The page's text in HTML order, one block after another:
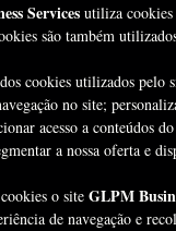
Services utiliza cookies
são também
cookies utilizados pelo
no site;
acesso a conteúdos
a nossa oferta e
o site GLPM
de navegação e